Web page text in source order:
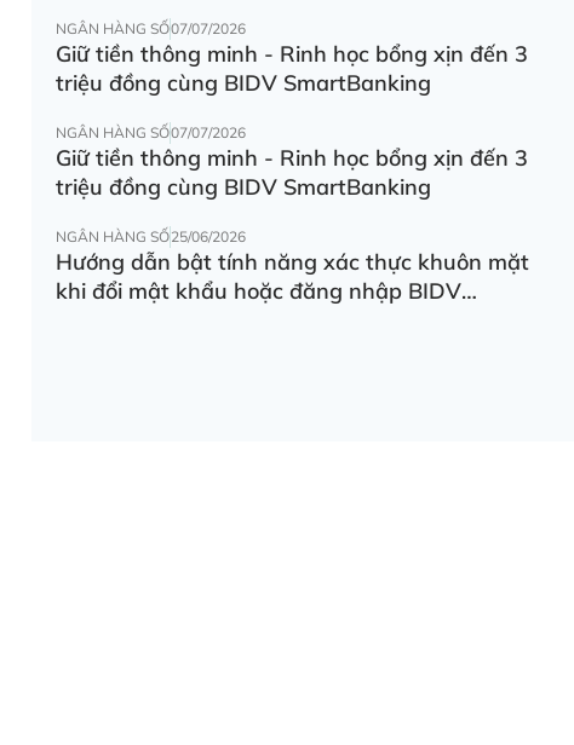
NGÂN HÀNG SỐ07/07/2026
Giữ tiền thông minh - Rinh học bổng xịn đến 3
triệu đồng cùng BIDV SmartBanking
NGÂN HÀNG SỐ07/07/2026
Giữ tiền thông minh - Rinh học bổng xịn đến 3
triệu đồng cùng BIDV SmartBanking
NGÂN HÀNG SỐ25/06/2026
Hướng dẫn bật tính năng xác thực khuôn mặt
khi đổi mật khẩu hoặc đăng nhập BIDV